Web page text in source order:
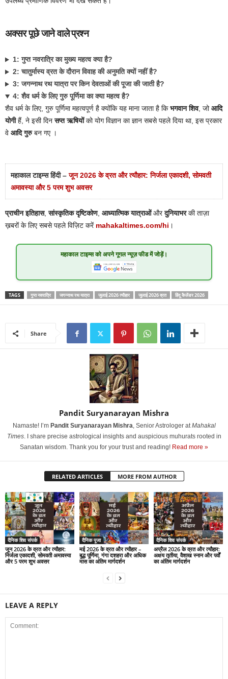
अक्सर पूछे जाने वाले प्रश्न
1: गुप्त नवरात्रि का मुख्य महत्व क्या है?
2: चातुर्मास्य व्रत के दौरान विवाह की अनुमति क्यों नहीं है?
3: जगन्नाथ रथ यात्रा पर किन देवताओं की पूजा की जाती है?
4: शैव धर्म के लिए गुरु पूर्णिमा का क्या महत्व है?
शैव धर्म के लिए, गुरु पूर्णिमा महत्वपूर्ण है क्योंकि यह माना जाता है किभगवान शिव, जोआदि
योगीहैं, ने इसी दिनसप्त ऋषियोंको योग विज्ञान का ज्ञान सबसे पहले दिया था, इस प्रकार
वे आदि गुरुबन गए ।
महाकाल टाइम्स हिंदी –जून 2026 के व्रत और त्यौहार: निर्जला एकादशी, सोमवती
अमावस्या और 5 परम शुभ अवसर
प्राचीन इतिहास,सांस्कृतिक दृष्टिकोण, आध्यात्मिक यात्राओंऔरदुनियाभरकी ताज़ा
ख़बरों के लिए सबसे पहले विज़िट करें mahakaltimes.com/hi ।
महाकाल टाइम्सको अपने गूगल न्यूज़ फीड में जोड़ें।
TAGS गुप्त नवरात्रि जगन्नाथ रथ यात्रा जुलाई 2026 त्यौहार जुलाई 2026 व्रत हिंदू कैलेंडर 2026
Share
Pandit Suryanarayan Mishra
Namaste! I’m Pandit Suryanarayan Mishra, Senior Astrologer atMahakal
Times. I share precise astrological insights and auspicious muhurats rooted in
Sanatan wisdom. Thank you for your trust and reading! Read more »
RELATED ARTICLES MORE FROM AUTHOR
दैनिक शिव संपर्क
जून 2026 के व्रत और त्यौहार:
निर्जला एकादशी, सोमवती अमावस्या
और 5 परम शुभ अवसर
दैनिक पूजा
मई 2026 के व्रत और त्यौहार –
बुद्ध पूर्णिमा, गंगा दशहरा और अधिक
मास का अंतिम मार्गदर्शन
दैनिक शिव संपर्क
अप्रैल 2026 के व्रत और त्यौहार:
अक्षय तृतीया, वैशाख स्नान और पर्वों
का अंतिम मार्गदर्शन
LEAVE A REPLY